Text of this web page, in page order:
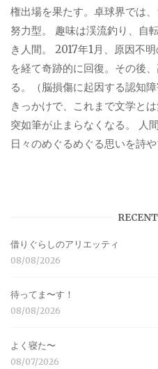
権出場を果たす。卓球界では
努力型。 趣味は渓流釣り、自
き人間。 2017年1月、原因不
を経て奇跡的に回復。その後
る。（脳損傷に起因する認知
きっかけで、これまで文学と
突如筆が止まらなくなる。 人
日々のめぐるめぐる思いを詩や
借りぐらしのアリエッティ
08/08/2026
待ってま〜す！
08/08/2026
よく寝た〜
08/07/2026